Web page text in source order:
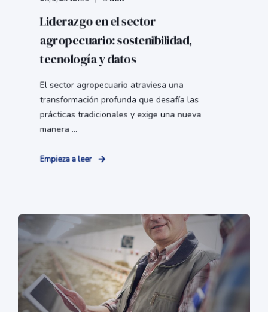
Liderazgo en el sector
agropecuario: sostenibilidad,
tecnología y datos
El sector agropecuario atraviesa una
transformación profunda que desafía las
prácticas tradicionales y exige una nueva
manera ...
Empieza a leer